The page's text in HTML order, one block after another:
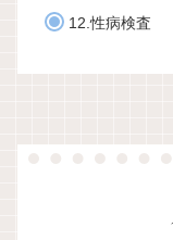
12.性病検査